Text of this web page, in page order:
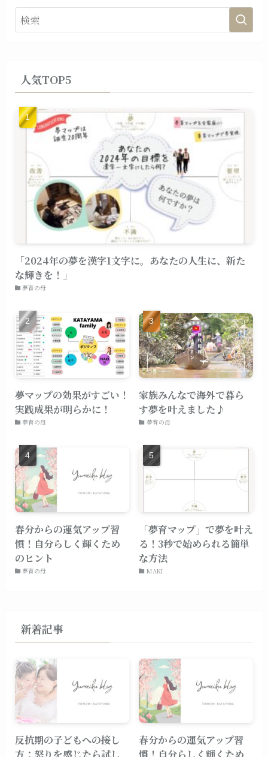
人気TOP5
「2024年の夢を漢字1文字に。あなたの人生に、新た
な輝きを！」
夢育の母
夢マップの効果がすごい！
実践成果が明らかに！
夢育の母
家族みんなで海外で暮ら
す夢を叶えました♪
夢育の母
春分からの運気アップ習
慣！自分らしく輝くため
のヒント
夢育の母
「夢育マップ」で夢を叶え
る！3秒で始められる簡単
な方法
MAKI
新着記事
反抗期の子どもへの接し
春分からの運気アップ習